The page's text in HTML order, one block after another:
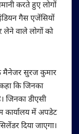
करते हुए लोगों
गैस एजेंसियों
वाले लोगों को
मैनेजर सुरज कुमार
कि जिनका
जिनका डीएसी
कार्यालय में अपडेट
दिया जाएगा।